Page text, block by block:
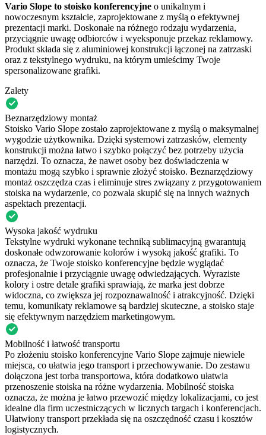
Vario Slope to stoisko konferencyjne o unikalnym i
nowoczesnym kształcie, zaprojektowane z myślą o efektywnej
prezentacji marki. Doskonałe na różnego rodzaju wydarzenia,
przyciągnie uwagę odbiorców i wyeksponuje przekaz reklamowy.
Produkt składa się z aluminiowej konstrukcji łączonej na zatrzaski
oraz z tekstylnego wydruku, na którym umieścimy Twoje
spersonalizowane grafiki.
Zalety
Beznarzędziowy montaż
Stoisko Vario Slope zostało zaprojektowane z myślą o maksymalnej
wygodzie użytkownika. Dzięki systemowi zatrzasków, elementy
konstrukcji można łatwo i szybko połączyć bez potrzeby użycia
narzędzi. To oznacza, że nawet osoby bez doświadczenia w
montażu mogą szybko i sprawnie złożyć stoisko. Beznarzędziowy
montaż oszczędza czas i eliminuje stres związany z przygotowaniem
stoiska na wydarzenie, co pozwala skupić się na innych ważnych
aspektach prezentacji.
Wysoka jakość wydruku
Tekstylne wydruki wykonane techniką sublimacyjną gwarantują
doskonałe odwzorowanie kolorów i wysoką jakość grafiki. To
oznacza, że Twoje stoisko konferencyjne będzie wyglądać
profesjonalnie i przyciągnie uwagę odwiedzających. Wyraziste
kolory i ostre detale grafiki sprawiają, że marka jest dobrze
widoczna, co zwiększa jej rozpoznawalność i atrakcyjność. Dzięki
temu, komunikaty reklamowe są bardziej skuteczne, a stoisko staje
się efektywnym narzędziem marketingowym.
Mobilność i łatwość transportu
Po złożeniu stoisko konferencyjne Vario Slope zajmuje niewiele
miejsca, co ułatwia jego transport i przechowywanie. Do zestawu
dołączona jest torba transportowa, która dodatkowo ułatwia
przenoszenie stoiska na różne wydarzenia. Mobilność stoiska
oznacza, że można je łatwo przewozić między lokalizacjami, co jest
idealne dla firm uczestniczących w licznych targach i konferencjach.
Ułatwiony transport przekłada się na oszczędność czasu i kosztów
logistycznych.